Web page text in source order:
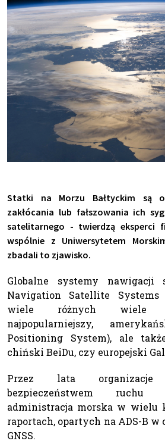
Statki na Morzu Bałtyckim są
zakłócania lub fałszowania ich
satelitarnego - twierdzą eksperci
wspólnie z Uniwersytetem
zbadali to zjawisko.
Globalne systemy nawigacji
Navigation Satellite Systems
wiele różnych wiele
najpopularniejszy,
Positioning System), ale
chiński BeiDu, czy europejski
Przez lata organizacje
bezpieczeństwem ruchu
administracja morska w wielu
raportach, opartych na ADS-B w
GNSS.